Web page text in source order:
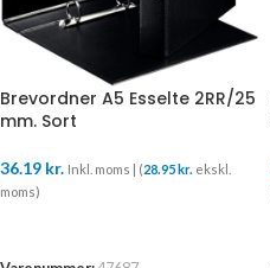
Brevordner A5 Esselte 2RR/25
mm. Sort
36.19 kr. Inkl. moms | (28.95 kr. ekskl.
moms)